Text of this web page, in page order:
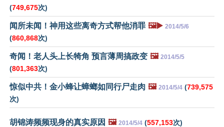
(749,675次)
闻所未闻！神用这些离奇方式帮他消罪 🖼️▶️ 2014/5/6
(860,868次)
奇闻！老人头上长犄角 预言薄周搞政变 🖼️ 2014/5/5
(801,363次)
惊似中共！金小蜂让蟑螂如同行尸走肉 🖼️ 2014/5/4 (739,575
次)
胡锦涛频频现身的真实原因 🖼️ 2014/5/4 (557,153次)